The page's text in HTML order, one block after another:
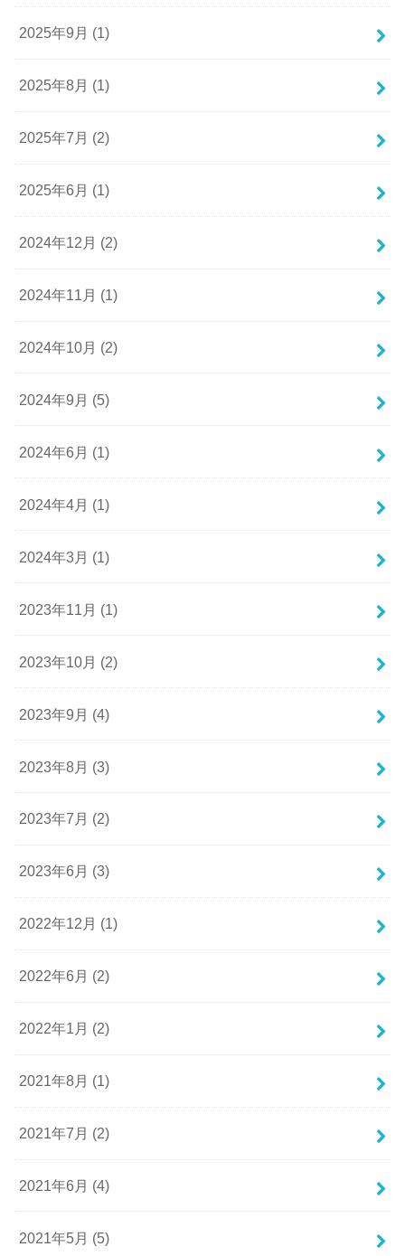
2025年9月 (1)
2025年8月 (1)
2025年7月 (2)
2025年6月 (1)
2024年12月 (2)
2024年11月 (1)
2024年10月 (2)
2024年9月 (5)
2024年6月 (1)
2024年4月 (1)
2024年3月 (1)
2023年11月 (1)
2023年10月 (2)
2023年9月 (4)
2023年8月 (3)
2023年7月 (2)
2023年6月 (3)
2022年12月 (1)
2022年6月 (2)
2022年1月 (2)
2021年8月 (1)
2021年7月 (2)
2021年6月 (4)
2021年5月 (5)